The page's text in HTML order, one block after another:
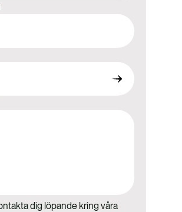
dig löpande kring våra